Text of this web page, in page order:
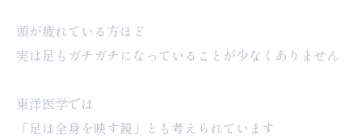
頭が疲れている方ほど
実は足もガチガチになっていることが少なくありません
東洋医学では
「足は全身を映す鏡」とも考えられています